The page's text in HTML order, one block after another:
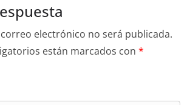
electrónico no será publicada.
están marcados con *